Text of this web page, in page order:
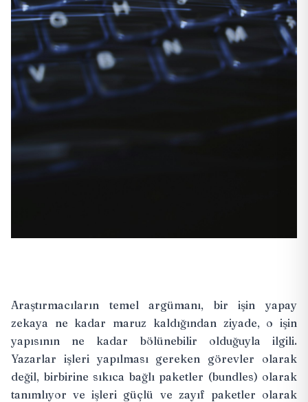
Araştırmacıların temel argümanı, bir işin yapay
zekaya ne kadar maruz kaldığından ziyade, o işin
yapısının ne kadar bölünebilir olduğuyla ilgili.
Yazarlar işleri yapılması gereken görevler olarak
değil, birbirine sıkıca bağlı paketler (bundles) olarak
tanımlıyor ve işleri güçlü ve zayıf paketler olarak